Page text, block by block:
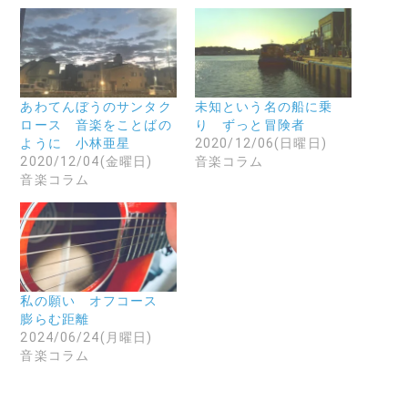
o
o
k
で
共
有
す
る
に
は
ク
リ
ッ
ク
し
て
く
だ
さ
い
(
新
し
い
ウ
ィ
ン
ド
ウ
で
開
て
友
達
に
メ
ー
ル
で
リ
ン
ク
を
送
信
し
ウ
ィ
ン
ド
ウ
で
開
き
す
)
て
X
で
共
有
(
新
し
い
ウ
ィ
ド
ウ
き
ま
す
)
あわてんぼうのサンタク
ロース 音楽をことばの
ように 小林亜星
2020/12/04(金曜日)
音楽コラム
未知という名の船に乗
り ずっと冒険者
2020/12/06(日曜日)
音楽コラム
私の願い オフコース
膨らむ距離
2024/06/24(月曜日)
音楽コラム